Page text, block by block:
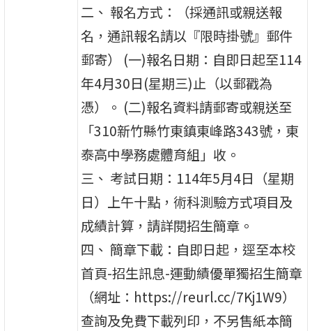
二、 報名方式：（採通訊或親送報
名，通訊報名請以『限時掛號』郵件
郵寄） (一)報名日期：自即日起至114
年4月30日(星期三)止（以郵戳為
憑）。 (二)報名資料請郵寄或親送至
「310新竹縣竹東鎮東峰路343號，東
泰高中學務處體育組」收。
三、 考試日期：114年5月4日（星期
日）上午十點，術科測驗方式項目及
成績計算，請詳閱招生簡章。
四、 簡章下載：自即日起，逕至本校
首頁-招生訊息-運動績優單獨招生簡章
（網址：https://reurl.cc/7Kj1W9）
查詢及免費下載列印，不另售紙本簡